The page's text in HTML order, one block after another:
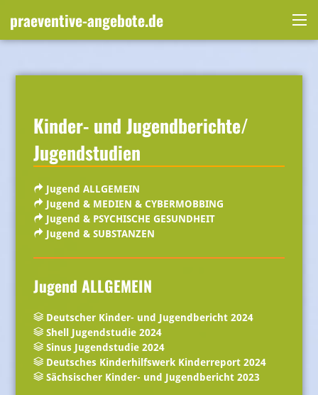
praeventive-angebote.de
Kinder- und Jugendberichte/
Jugendstudien
Jugend ALLGEMEIN
Jugend & MEDIEN & CYBERMOBBING
Jugend & PSYCHISCHE GESUNDHEIT
Jugend & SUBSTANZEN
Jugend ALLGEMEIN
Deutscher Kinder- und Jugendbericht 2024
Shell Jugendstudie 2024
Sinus Jugendstudie 2024
Deutsches Kinderhilfswerk Kinderreport 2024
Sächsischer Kinder- und Jugendbericht 2023